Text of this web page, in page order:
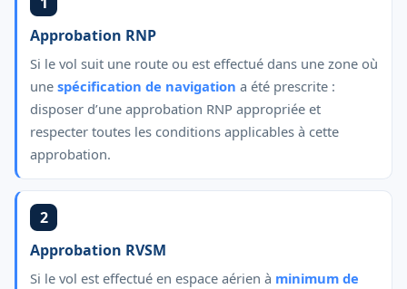
Approbation RNP
Si le vol suit une route ou est effectué dans une zone où
une spécification de navigation a été prescrite :
disposer d’une approbation RNP appropriée et
respecter toutes les conditions applicables à cette
approbation.
2
Approbation RVSM
Si le vol est effectué en espace aérien à minimum de